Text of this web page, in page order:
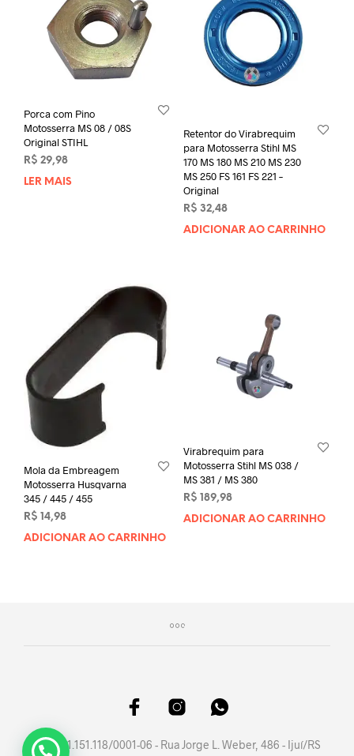
Porca com Pino
Motosserra MS 08 / 08S
Original STIHL
R$ 29,98
LER MAIS
Retentor do Virabrequim
para Motosserra Stihl MS
170 MS 180 MS 210 MS 230
MS 250 FS 161 FS 221 –
Original
R$ 32,48
ADICIONAR AO CARRINHO
Mola da Embreagem
Motosserra Husqvarna
345 / 445 / 455
R$ 14,98
ADICIONAR AO CARRINHO
Virabrequim para
Motosserra Stihl MS 038 /
MS 381 / MS 380
R$ 189,98
ADICIONAR AO CARRINHO
CNPJ 41.151.118/0001-06 - Rua Jorge L. Weber, 486 - Ijuí/RS